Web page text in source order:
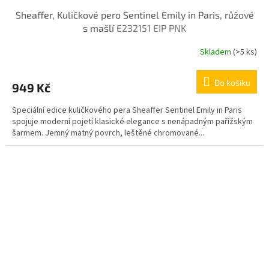
Sheaffer, Kuličkové pero Sentinel Emily in Paris, růžové
s mašlí E232151 EIP PNK
Skladem (>5 ks)
949 Kč Do košíku
Speciální edice kuličkového pera Sheaffer Sentinel Emily in Paris
spojuje moderní pojetí klasické elegance s nenápadným pařížským
šarmem. Jemný matný povrch, leštěné chromované...